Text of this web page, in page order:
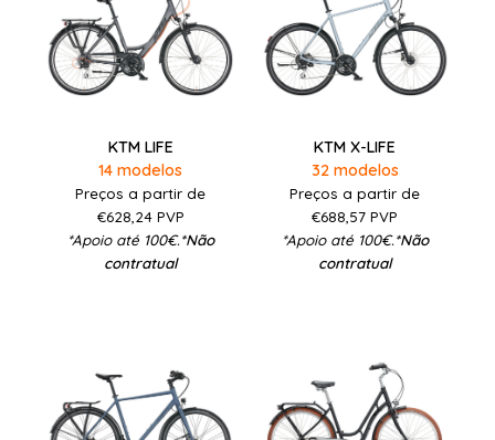
KTM LIFE
14 modelos
KTM X-LIFE
32 modelos
Preços a partir de
€628,24PVP
Preços a partir de
€688,57 PVP
*Apoio até 100€.*Não
contratual
*Apoio até 100€.*Não
contratual